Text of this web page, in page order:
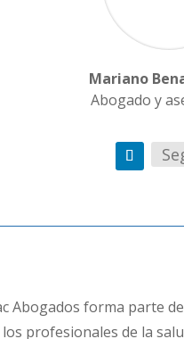
Mariano
Abogado y
Abogados forma parte de
profesionales de la